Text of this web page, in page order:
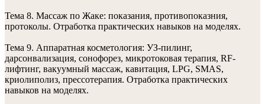
Тема 8. Массаж по Жаке: показания, противопоказния,
протоколы. Отработка практических навыков на моделях.
Тема 9. Аппаратная косметология: УЗ-пилинг,
дарсонвализация, сонофорез, микротоковая терапия, RF-
лифтинг, вакуумный массаж, кавитация, LPG, SMAS,
криолиполиз, прессотерапия. Отработка практических
навыков на моделях.